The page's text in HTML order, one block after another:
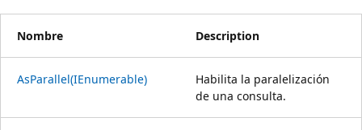
Nombre Description
AsParallel(IEnumerable)
Habilita la paralelización
de una consulta.